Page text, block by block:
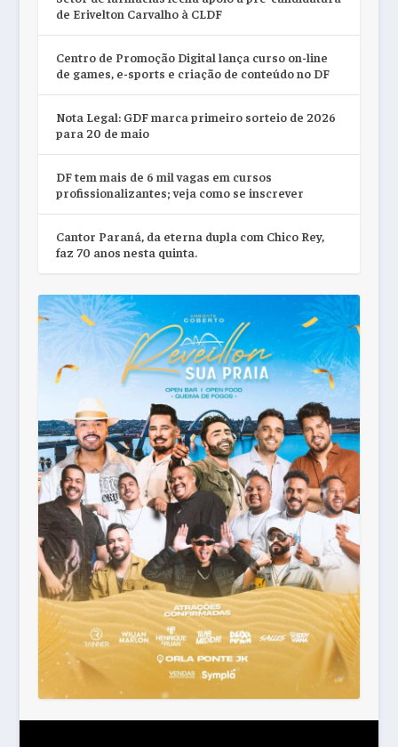
de Erivelton Carvalho à CLDF
Centro de Promoção Digital lança curso on-line
de games, e-sports e criação de conteúdo no DF
Nota Legal: GDF marca primeiro sorteio de 2026
para 20 de maio
DF tem mais de 6 mil vagas em cursos
profissionalizantes; veja como se inscrever
Cantor Paraná, da eterna dupla com Chico Rey,
faz 70 anos nesta quinta.